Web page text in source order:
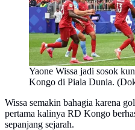
Yaone Wissa jadi sosok
Kongo di Piala Dunia.
Wissa semakin bahagia karena
pertama kalinya RD Kongo
sepanjang sejarah.